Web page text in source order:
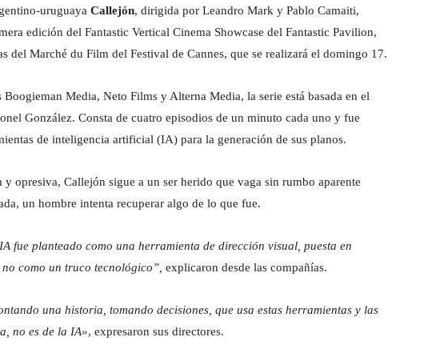
uruguaya Callejón, dirigida por Leandro Mark y Pablo Camaiti,
edición del Fantastic Vertical Cinema Showcase del Fantastic Pavilion,
del Marché du Film del Festival de Cannes, que se realizará el domingo 17.
Media, Neto Films y Alterna Media, la serie está basada en el
González. Consta de cuatro episodios de un minuto cada uno y fue
de inteligencia artificial (IA) para la generación de sus planos.
opresiva, Callejón sigue a un ser herido que vaga sin rumbo aparente
un hombre intenta recuperar algo de lo que fue.
fue planteado como una herramienta de dirección visual, puesta en
como un truco tecnológico”, explicaron desde las compañías.
una historia, tomando decisiones, que usa estas herramientas y las
no es de la IA», expresaron sus directores.